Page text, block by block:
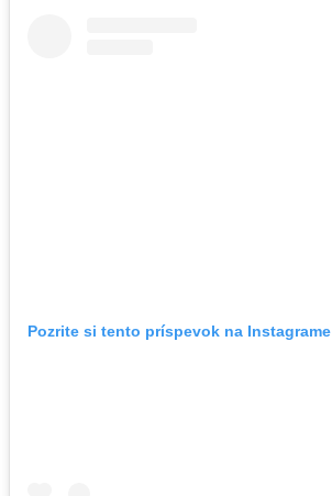
Pozrite si tento príspevok na Instagrame